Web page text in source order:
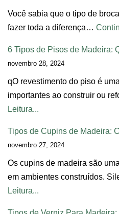
Você sabia que o tipo de
fazer toda a diferença…
6 Tipos de Pisos de Madeira:
novembro 28, 2024
qO revestimento do piso é
importantes ao construir ou
Leitura...
Tipos de Cupins de Madeira:
novembro 27, 2024
Os cupins de madeira são
em ambientes construídos.
Leitura...